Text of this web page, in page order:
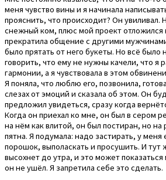
меня чувство вины и я начинала
прояснить, что происходит? Он увиливал.
снежный ком, плюс мой проект отложился
прекратила общение с другими
было прятать от него букеты. Но всё было
говорить, что ему не нужны качели, что я
гармонии, а я чувствовала в этом
Я поняла, что люблю его, позвонила,
слезах от эмоций и сказала об этом. Он
предложил увидеться, сразу когда
Когда он приехал ко мне, он был в сером
на нём как влитой, он был постиран, но на
пятна. Я подумала: надо застирать, у меня
порошок, выполаскать и просушить. И тут
высохнет до утра, и это может
он не ушёл. Я запретила себе это сделать.